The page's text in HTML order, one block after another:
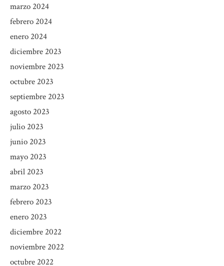
marzo 2024
febrero 2024
enero 2024
diciembre 2023
noviembre 2023
octubre 2023
septiembre 2023
agosto 2023
julio 2023
junio 2023
mayo 2023
abril 2023
marzo 2023
febrero 2023
enero 2023
diciembre 2022
noviembre 2022
octubre 2022